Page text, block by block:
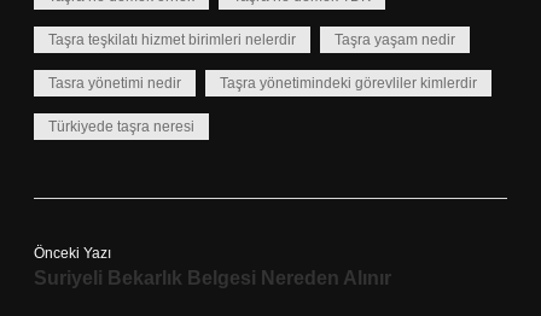
Taşra teşkilatı hizmet birimleri nelerdir Taşra yaşam nedir
Tasra yönetimi nedir Taşra yönetimindeki görevliler kimlerdir
Türkiyede taşra neresi
Önceki Yazı
Suriyeli Bekarlık Belgesi Nereden Alınır